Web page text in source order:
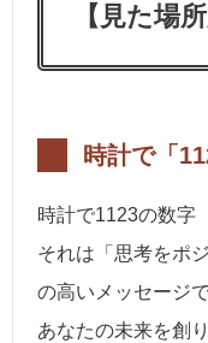
【見た場
時計で「
時計で1123の数字
それは「思考をポ
の高いメッセージ
あなたの未来を創り